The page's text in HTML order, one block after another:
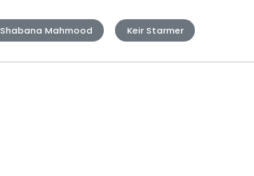
Shabana Mahmood Keir Starmer